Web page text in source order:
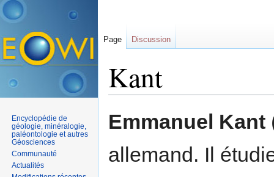
Kant
Emmanuel Kant
allemand. Il
Page Discussion
Encyclopédie de
géologie, minéralogie,
paléontologie et autres
Géosciences
Communauté
Actualités